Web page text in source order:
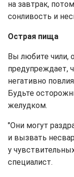
на завтрак,
сонливость и
Острая пища
Вы любите чили,
предупреждает,
негативно
Будьте
желудком.
"Они могут
и вызвать
у
специалист.